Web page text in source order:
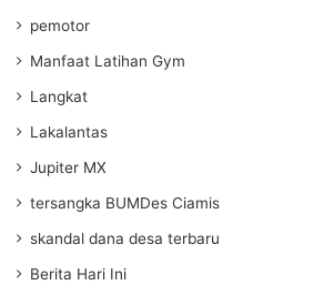
pemotor
Manfaat Latihan Gym
Langkat
Lakalantas
Jupiter MX
tersangka BUMDes Ciamis
skandal dana desa terbaru
Berita Hari Ini